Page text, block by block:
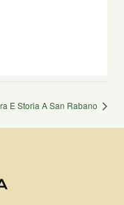
E Storia A San Rabano